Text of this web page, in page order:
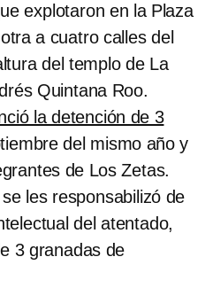
explotaron en la Plaza
a cuatro calles del
del templo de La
Quintana Roo.
la detención de 3
del mismo año y
de Los Zetas.
les responsabilizó de
del atentado,
3 granadas de